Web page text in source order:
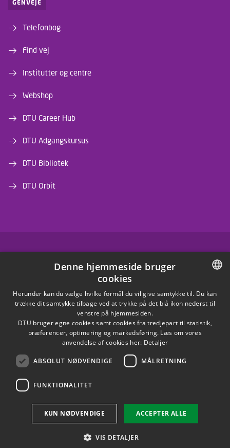
GENVEJE
Telefonbog
Find vej
Institutter og centre
Webshop
DTU Career Hub
DTU Adgangskursus
DTU Bibliotek
DTU Orbit
INSTAGRAM
LINKEDIN
X
YOUTUBE
Tilgængelighedserklæring
DANISH
ENGLISH
Denne hjemmeside bruger
cookies
Herunder kan du vælge hvilke formål du vil give samtykke til. Du kan
trække dit samtykke tilbage ved at trykke på det blå ikon nederst til
venstre på hjemmesiden.
DTU bruger egne cookies samt cookies fra tredjepart til statistik,
præferencer, optimering og markedsføring. Læs om vores
anvendelse af cookies her: Detaljer
ABSOLUT NØDVENDIGE MÅLRETNING
FUNKTIONALITET
ACCEPTER ALLE
KUN NØDVENDIGE
VIS DETALJER